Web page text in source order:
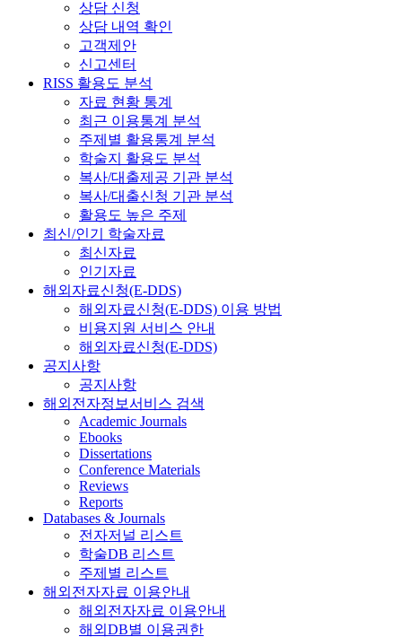
상담 신청
상담 내역 확인
고객제안
신고센터
RISS 활용도 분석
자료 현황 통계
최근 이용통계 분석
주제별 활용통계 분석
학술지 활용도 분석
복사/대출제공 기관 분석
복사/대출신청 기관 분석
활용도 높은 주제
최신/인기 학술자료
최신자료
인기자료
해외자료신청(E-DDS)
해외자료신청(E-DDS) 이용 방법
비용지원 서비스 안내
해외자료신청(E-DDS)
공지사항
공지사항
해외전자정보서비스 검색
Academic Journals
Ebooks
Dissertations
Conference Materials
Reviews
Reports
Databases & Journals
전자저널 리스트
학술DB 리스트
주제별 리스트
해외전자자료 이용안내
해외전자자료 이용안내
해외DB별 이용권한